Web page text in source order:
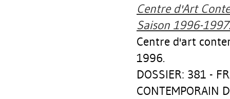
Centre d'Art
Saison 1996-1997.
Centre d'art
1996.
DOSSIER: 381 -
CONTEMPORAIN